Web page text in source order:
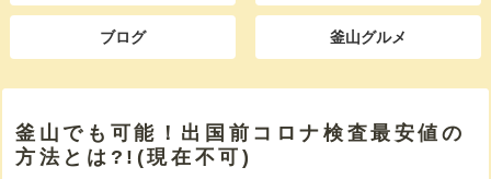
ブログ 釜山グルメ
釜山でも可能！出国前コロナ検査最安値の
方法とは?!(現在不可)